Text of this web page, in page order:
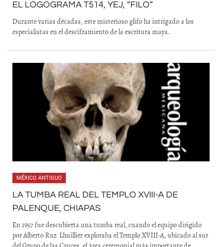
EL LOGOGRAMA T514, YEJ, “FILO”
Durante varias décadas, este misterioso glifo ha intrigado a los
especialistas en el desciframiento de la escritura maya.
MÉXICO ANTIGUO
LA TUMBA REAL DEL TEMPLO XVIII-A DE
PALENQUE, CHIAPAS
En 1957 fue descubierta una tumba real, cuando el equipo dirigido
por Alberto Ruz Lhuillier exploraba el Templo XVIII-A, ubicado al sur